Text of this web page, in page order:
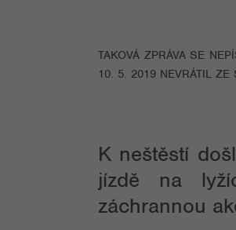
TAKOVÁ ZPRÁVA SE
10. 5. 2019 NEVRÁTIL ZE
K neštěstí
jízdě na
záchrannou